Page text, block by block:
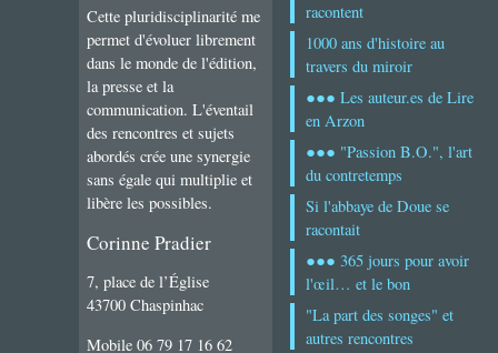
Cette pluridisciplinarité me
permet d'évoluer librement
dans le monde de l'édition,
la presse et la
communication. L'éventail
des rencontres et sujets
abordés crée une synergie
sans égale qui multiplie et
libère les possibles.
Corinne Pradier
7, place de l’Église
43700 Chaspinhac
Mobile 06 79 17 16 62
racontent
1000 ans d'histoire au
travers du miroir
●●● Les auteur.es de Lire
en Arzon
●●● "Passion B.O.", l'art
du contretemps
Si l'abbaye de Doue se
racontait
●●● 365 jours pour avoir
l'œil… et le bon
"La part des songes" et
autres rencontres